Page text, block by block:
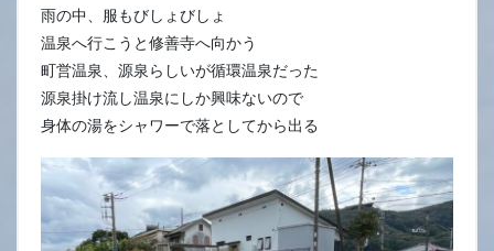
雨の中、服もびしょびしょ
温泉へ行こうと修善寺へ向かう
町営温泉、源泉らしいが循環温泉だった
源泉掛け流し温泉にしか興味ないので
身体の湯をシャワーで落としてから出る